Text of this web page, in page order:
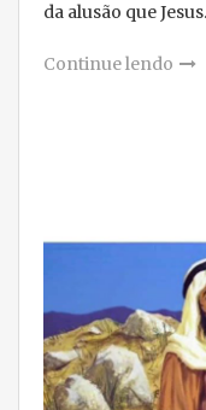
da alusão que
Continue lendo